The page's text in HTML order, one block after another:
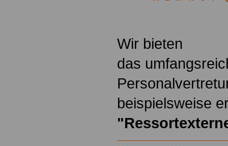
Wir bieten
das
beispielsweise